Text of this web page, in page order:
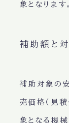
象となります。
補助額と
補助対象の
売価格（見
象となる機